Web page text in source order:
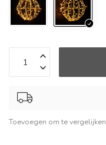
Toevoegen om te vergelijken